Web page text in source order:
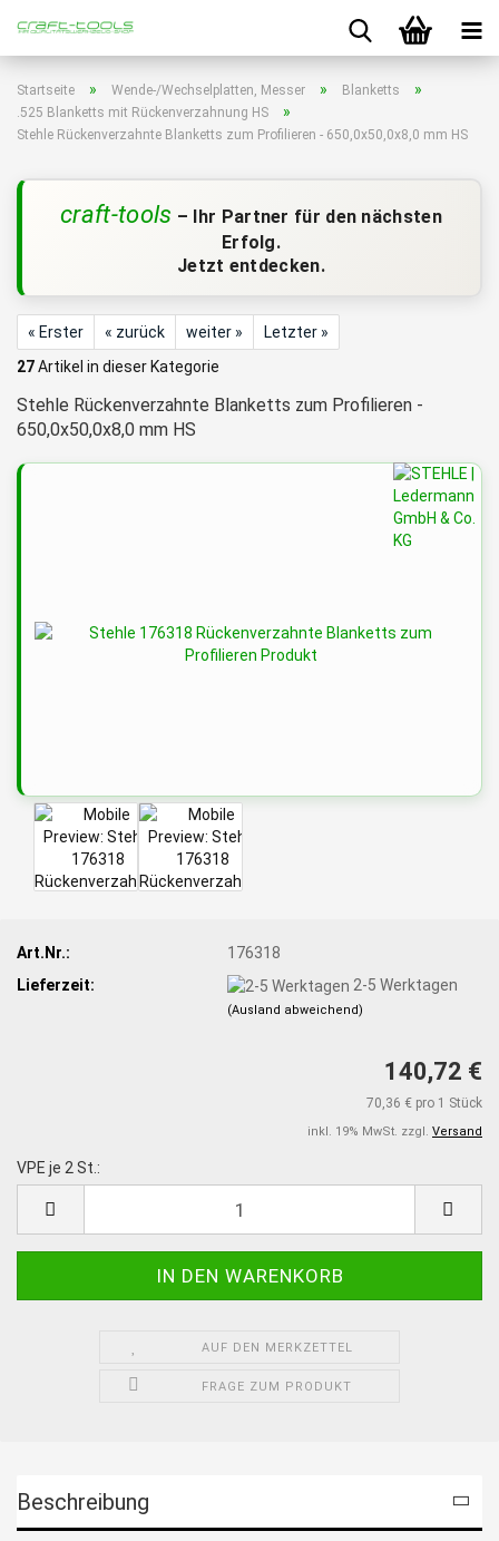
Startseite » Wende-/Wechselplatten, Messer » Blanketts »
.525 Blanketts mit Rückenverzahnung HS »
Stehle Rückenverzahnte Blanketts zum Profilieren - 650,0x50,0x8,0 mm HS
craft-tools – Ihr Partner für den nächsten
Erfolg.
Jetzt entdecken.
« Erster « zurück weiter »
Letzter »
27Artikel in dieser Kategorie
Stehle Rückenverzahnte Blanketts zum Profilieren -
650,0x50,0x8,0 mm HS
Art.Nr.:
176318
Lieferzeit:
2-5 Werktagen
(Ausland abweichend)
140,72 €
70,36 € pro 1 Stück
inkl. 19% MwSt. zzgl. Versand
VPE je 2 St.:
2
AUF DEN MERKZETTEL
FRAGE ZUM PRODUKT
Beschreibung